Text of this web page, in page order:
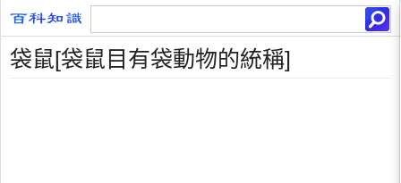
袋鼠[袋鼠目有袋動物的統稱]